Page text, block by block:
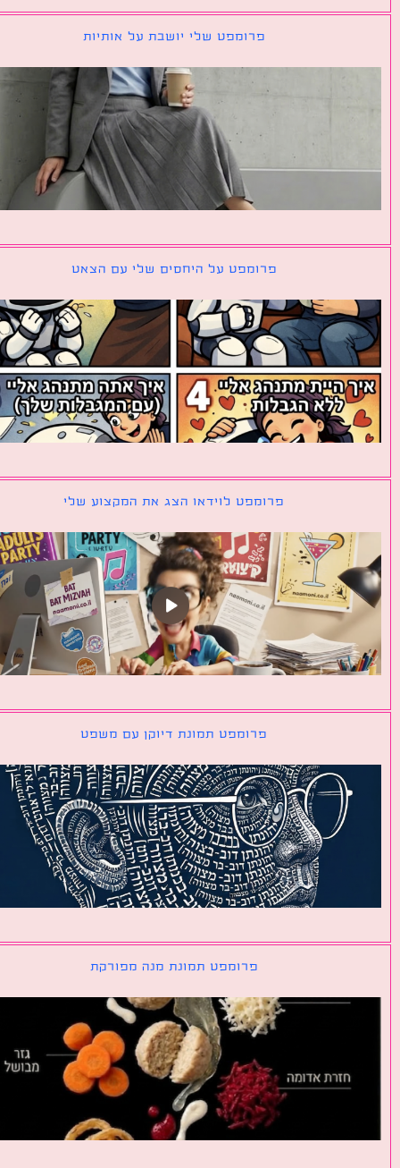
פרומפט שלי יושבת על אותיות
פרומפט על היחסים שלי עם הצאט
פרומפט לוידאו הצג את המקצוע שלי
פרומפט תמונת דיוקן עם משפט
פרומפט תמונת מנה מפורקת